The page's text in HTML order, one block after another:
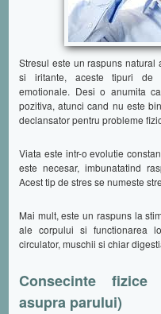
Stresul este un raspuns
si iritante, aceste tipuri de
emotionale. Desi o anumita
pozitiva, atunci cand nu este
declansator pentru probleme
Viata este intr-o evolutie
este necesar, imbunatatind
Acest tip de stres se numeste
Mai mult, este un raspuns la
ale corpului si functionarea
circulator, muschii si chiar
Consecinte
asupra parului)